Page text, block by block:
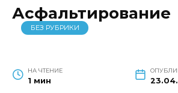
Асфальтирование
БЕЗ РУБРИКИ
НА ЧТЕНИЕ
1 мин